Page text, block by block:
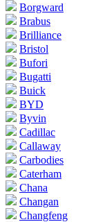
Borgward
Brabus
Brilliance
Bristol
Bufori
Bugatti
Buick
BYD
Byvin
Cadillac
Callaway
Carbodies
Caterham
Chana
Changan
Changfeng